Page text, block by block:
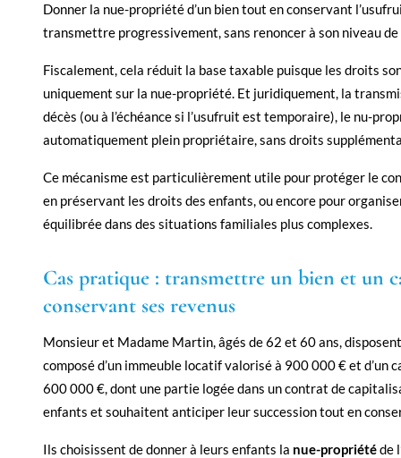
Donner la nue-propriété d’un bien tout en conservant
transmettre progressivement, sans renoncer à son niveau de
Fiscalement, cela réduit la base taxable puisque les droits
uniquement sur la nue-propriété. Et juridiquement, la
décès (ou à l’échéance si l’usufruit est temporaire), le nu-
automatiquement plein propriétaire, sans droits
Ce mécanisme est particulièrement utile pour protéger le
en préservant les droits des enfants, ou encore pour
équilibrée dans des situations familiales plus complexes.
Cas pratique : transmettre un bien et un
conservant ses revenus
Monsieur et Madame Martin, âgés de 62 et 60 ans,
composé d’un immeuble locatif valorisé à 900 000 € et d’un
600 000 €, dont une partie logée dans un contrat de
enfants et souhaitent anticiper leur succession tout en
Ils choisissent de donner à leurs enfants la nue-propriétéde